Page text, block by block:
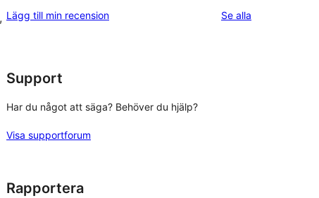
Lägg till min recension Se alla
Support
Har du något att säga? Behöver du hjälp?
Visa supportforum
Rapportera